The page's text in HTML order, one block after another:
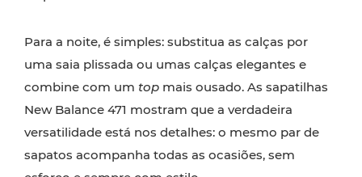
Para a noite, é simples: substitua as calças por
uma saia plissada ou umas calças elegantes e
combine com um top mais ousado. As sapatilhas
New Balance 471 mostram que a verdadeira
versatilidade está nos detalhes: o mesmo par de
sapatos acompanha todas as ocasiões, sem